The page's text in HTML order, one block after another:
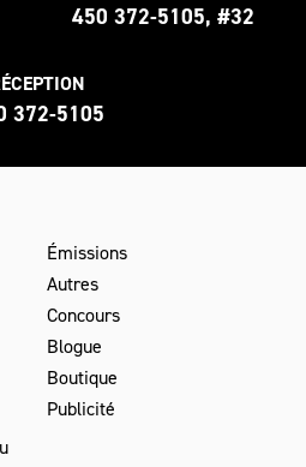
450 372-5105, #32
372-5105
Émissions
Autres
Concours
Blogue
Boutique
Publicité